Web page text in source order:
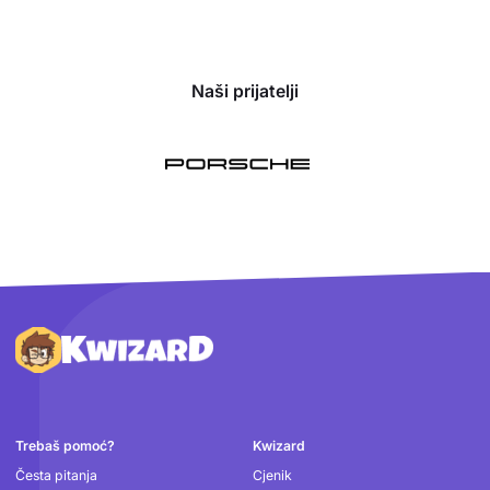
Naši prijatelji
Podnožje
Trebaš pomoć?
Česta pitanja
Kwizard
Cjenik